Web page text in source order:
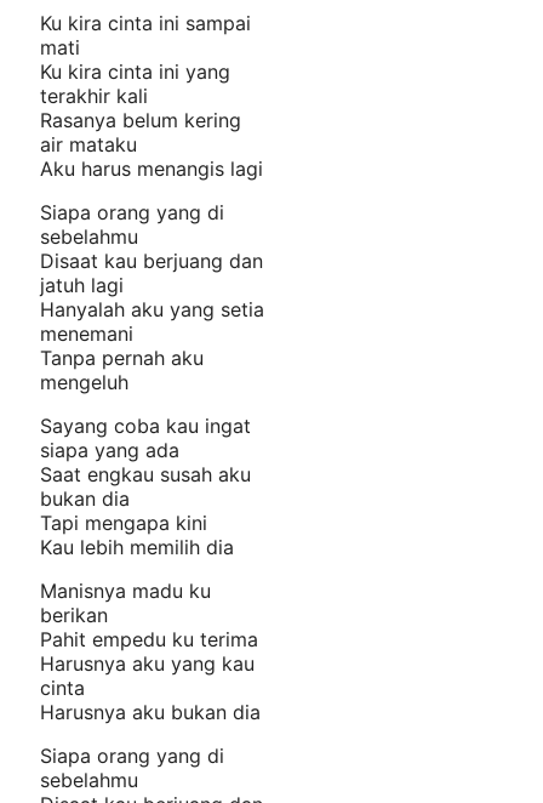
Ku kira cinta ini sampai
mati
Ku kira cinta ini yang
terakhir kali
Rasanya belum kering
air mataku
Aku harus menangis lagi
Siapa orang yang di
sebelahmu
Disaat kau berjuang dan
jatuh lagi
Hanyalah aku yang setia
menemani
Tanpa pernah aku
mengeluh
Sayang coba kau ingat
siapa yang ada
Saat engkau susah aku
bukan dia
Tapi mengapa kini
Kau lebih memilih dia
Manisnya madu ku
berikan
Pahit empedu ku terima
Harusnya aku yang kau
cinta
Harusnya aku bukan dia
Siapa orang yang di
sebelahmu